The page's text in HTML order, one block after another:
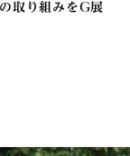
取り組みをG展